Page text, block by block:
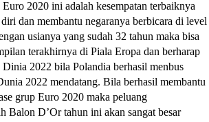
2020 ini adalah kesempatan terbaiknya
dan membantu negaranya berbicara di level
usianya yang sudah 32 tahun maka bisa
terakhirnya di Piala Eropa dan berharap
2022 bila Polandia berhasil menbus
2022 mendatang. Bila berhasil membantu
grup Euro 2020 maka peluang
Balon D’Or tahun ini akan sangat besar